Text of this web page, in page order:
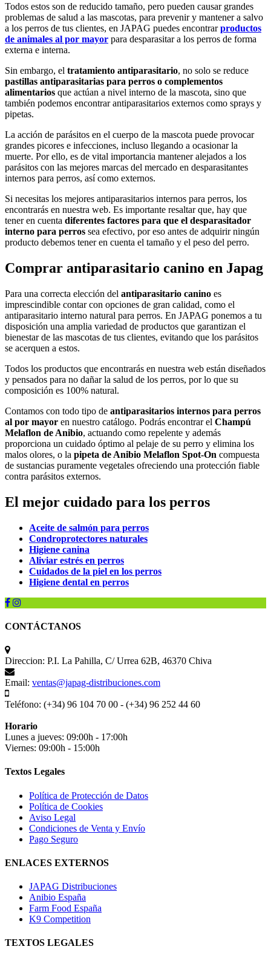
Todos estos son de reducido tamaño, pero pueden causar grandes
problemas de salud a las mascotas, para prevenir y mantener a salvo
a los perros de tus clientes, en JAPAG puedes encontrarproductos
de animales al por mayor para desparasitar a los perros de forma
externa e interna.
Sin embargo, el tratamiento antiparasitario, no solo se reduce
pastillas antiparasitarias para perros o complementos
alimentarios que actúan a nivel interno de la mascota, sino que
también podemos encontrar antiparasitarios externos como sprays y
pipetas.
La acción de parásitos en el cuerpo de la mascota puede provocar
grandes picores e infecciones, incluso llegando a ocasionar la
muerte. Por ello, es de vital importancia mantener alejados a los
parásitos con las mejores marcas del mercado en desparasitantes
internos para perros, así como externos.
Si necesitas los mejores antiparasitarios internos para perros, los
encontrarás en nuestra web. Es importante resaltar que, hay que
tener en cuenta diferentes factores para que el desparasitador
interno para perros sea efectivo, por eso antes de adquirir ningún
producto debemos tener en cuenta el tamaño y el peso del perro.
Comprar antiparasitario canino en Japag
Para una correcta elección del antiparasitario canino es
imprescindible contar con opciones de gran calidad, como el
antiparasitario interno natural para perros. En JAPAG ponemos a tu
disposición una amplia variedad de productos que garantizan el
bienestar de las mascotas de tus clientes, evitando que los parásitos
se acerquen a estos.
Todos los productos que encontrarás en nuestra web están diseñados
y pensados para no dañar la salud de los perros, por lo que su
composición es 100% natural.
Contamos con todo tipo de antiparasitarios internos para perros
al por mayor en nuestro catálogo. Podrás encontrar el Champú
Melaflon de Anibio, actuando como repelente y además
proporciona un cuidado óptimo al pelaje de su perro y elimina los
malos olores, o la pipeta de Anibio Melaflon Spot-On compuesta
de sustancias puramente vegetales ofreciendo una protección fiable
contra parásitos externos.
El mejor cuidado para los perros
Aceite de salmón para perros
Condroprotectores naturales
Higiene canina
Aliviar estrés en perros
Cuidados de la piel en los perros
Higiene dental en perros
CONTÁCTANOS
Direccion: P.I. La Pahilla, C/ Urrea 62B, 46370 Chiva
Email: ventas@japag-distribuciones.com
Teléfono: (+34) 96 104 70 00 - (+34) 96 252 44 60
Horario
Lunes a jueves: 09:00h - 17:00h
Viernes: 09:00h - 15:00h
Textos Legales
Política de Protección de Datos
Política de Cookies
Aviso Legal
Condiciones de Venta y Envío
Pago Seguro
ENLACES EXTERNOS
JAPAG Distribuciones
Anibio España
Farm Food España
K9 Competition
TEXTOS LEGALES